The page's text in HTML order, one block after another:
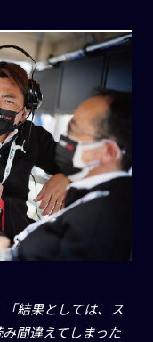
「結果としては、ス
間違えてしまった